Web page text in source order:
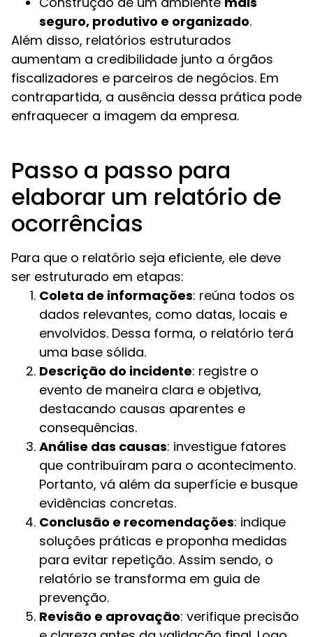
seguro, produtivo e organizado.
Além disso, relatórios estruturados
aumentam a credibilidade junto a órgãos
fiscalizadores e parceiros de negócios. Em
contrapartida, a ausência dessa prática pode
enfraquecer a imagem da empresa.
Passo a passo para
elaborar um relatório de
ocorrências
Para que o relatório seja eficiente, ele deve
ser estruturado em etapas:
Coleta de informações: reúna todos os
dados relevantes, como datas, locais e
envolvidos. Dessa forma, o relatório terá
uma base sólida.
Descrição do incidente: registre o
evento de maneira clara e objetiva,
destacando causas aparentes e
consequências.
Análise das causas: investigue fatores
que contribuíram para o acontecimento.
Portanto, vá além da superfície e busque
evidências concretas.
Conclusão e recomendações: indique
soluções práticas e proponha medidas
para evitar repetição. Assim sendo, o
relatório se transforma em guia de
prevenção.
Revisão e aprovação: verifique precisão